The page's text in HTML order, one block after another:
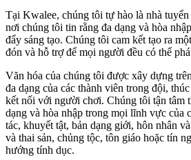
Tại Kwalee, chúng tôi tự hào là nhà
nơi chúng tôi tin rằng đa dạng và hòa
đẩy sáng tạo. Chúng tôi cam kết tạo ra
đón và hỗ trợ để mọi người đều có thể
Văn hóa của chúng tôi được xây dựng
đa dạng của các thành viên trong đội,
kết nối với người chơi. Chúng tôi tận tâm
dạng và hòa nhập trong mọi lĩnh vực của
tác, khuyết tật, bản dạng giới, hôn nhân
và thai sản, chủng tộc, tôn giáo hoặc tín
hướng tính dục.